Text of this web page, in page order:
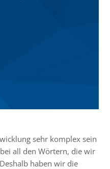
sehr komplex sein
all den Wörtern, die wir
haben wir die